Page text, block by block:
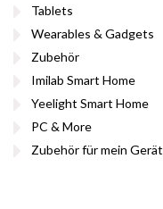
Tablets
Wearables & Gadgets
Zubehör
Imilab Smart Home
Yeelight Smart Home
PC & More
Zubehör für mein Gerät